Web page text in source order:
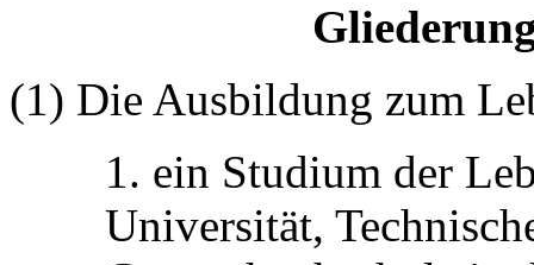
(1) Die Ausbildung zum
1. ein Studium der
Universität,